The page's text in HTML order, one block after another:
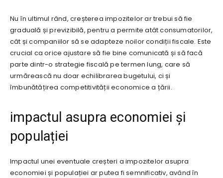
Nu în ultimul rând, creșterea impozitelor ar trebui să fie
graduală și previzibilă, pentru a permite atât consumatorilor,
cât și companiilor să se adapteze noilor condiții fiscale. Este
crucial ca orice ajustare să fie bine comunicată și să facă
parte dintr-o strategie fiscală pe termen lung, care să
urmărească nu doar echilibrarea bugetului, ci și
îmbunătățirea competitivității economice a țării.
impactul asupra economiei și
populației
Impactul unei eventuale creșteri a impozitelor asupra
economiei și populației ar putea fi semnificativ, având în